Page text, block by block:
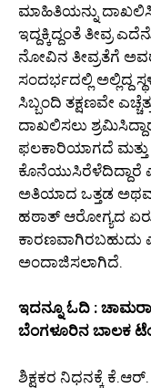
ಮಾಹಿತಿಯನ್ನು
ಇದ್ದಕ್ಕಿದ್ದಂತೆ ತೀವ್ರ
ನೋವಿನ ತೀವ್ರತೆಗೆ
ಸಂದರ್ಭದಲ್ಲಿ ಅಲ್ಲಿದ್ದ
ಸಿಬ್ಬಂದಿ ತಕ್ಷಣವೇ
ದಾಖಲಿಸಲು
ಫಲಕಾರಿಯಾಗದೆ ಮತ್ತು
ಕೊನೆಯುಸಿರೆಳೆದಿದ್ದಾರೆ
ಅತಿಯಾದ ಒತ್ತಡ
ಹಠಾತ್ ಆರೋಗ್ಯದ
ಕಾರಣವಾಗಿರಬಹುದು
ಅಂದಾಜಿಸಲಾಗಿದೆ.
ಇದನ್ನೂ ಓದಿ :
ಬೆಂಗಳೂರಿನ ಬಾಲಕ
ಶಿಕ್ಷಕರ ನಿಧನಕ್ಕೆ